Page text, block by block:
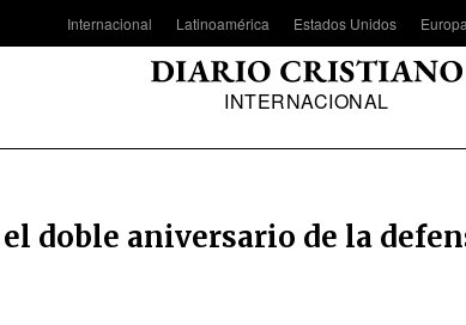
Internacional Latinoamérica Estados Unidos Europa
INTERNACIONAL
doble aniversario de la